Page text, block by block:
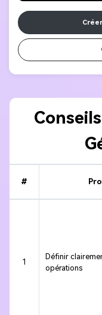
#
1
Définir
opérations